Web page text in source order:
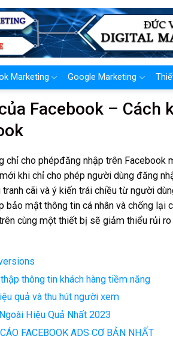
Marketing Google Marketing
Facebook – Cách
cho phépđăng nhập trên Facebook
khi chỉ cho phép người dùng đăng
cãi và ý kiến trái chiều từ người
mật thông tin cá nhân và chống lại
cùng một thiết bị sẽ giảm thiểu rủi
thông tin khách hàng tiềm năng
quả và thu hút người xem
Hiệu Quả Nhất 2023
FACEBOOK ADS CƠ BẢN NHẤT